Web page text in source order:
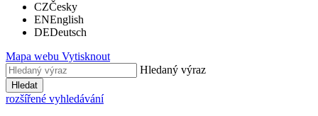
CZČesky
ENEnglish
DEDeutsch
Mapa webu Vytisknout
Hledaný výraz
Hledat
rozšířené vyhledávání